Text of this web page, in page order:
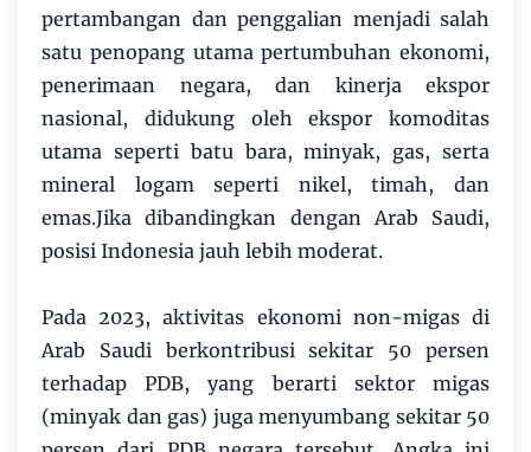
pertambangan dan penggalian menjadi salah
satu penopang utama pertumbuhan ekonomi,
penerimaan negara, dan kinerja ekspor
nasional, didukung oleh ekspor komoditas
utama seperti batu bara, minyak, gas, serta
mineral logam seperti nikel, timah, dan
emas.Jika dibandingkan dengan Arab Saudi,
posisi Indonesia jauh lebih moderat.
Pada 2023, aktivitas ekonomi non-migas di
Arab Saudi berkontribusi sekitar 50 persen
terhadap PDB, yang berarti sektor migas
(minyak dan gas) juga menyumbang sekitar 50